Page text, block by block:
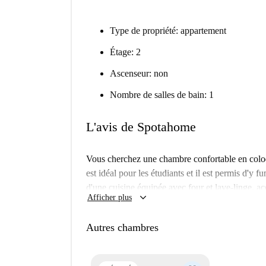
Type de propriété: appartement
Étage: 2
Ascenseur: non
Nombre de salles de bain: 1
L'avis de Spotahome
Vous cherchez une chambre confortable en
est idéal pour les étudiants et il est permis d'y
d'une cuisine équipée avec four et lave-linge,
tranquillité d'esprit, le logement a été
San Giuseppe offre un cadre de vie
Afficher plus keyboard_arrow_down
Autres chambres